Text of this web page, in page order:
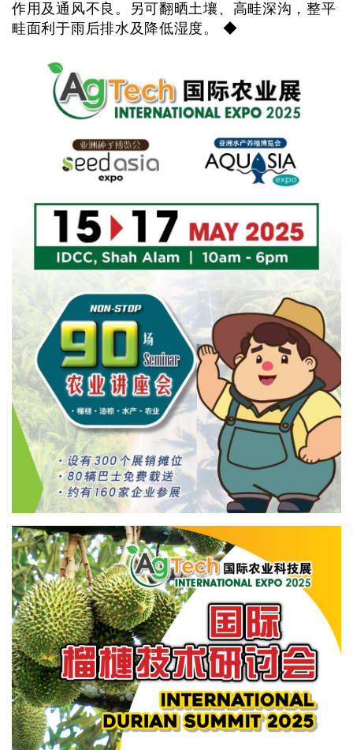
作用及通风不良。另可翻晒土壤、高畦深沟，整平
畦面利于雨后排水及降低湿度。 ◆